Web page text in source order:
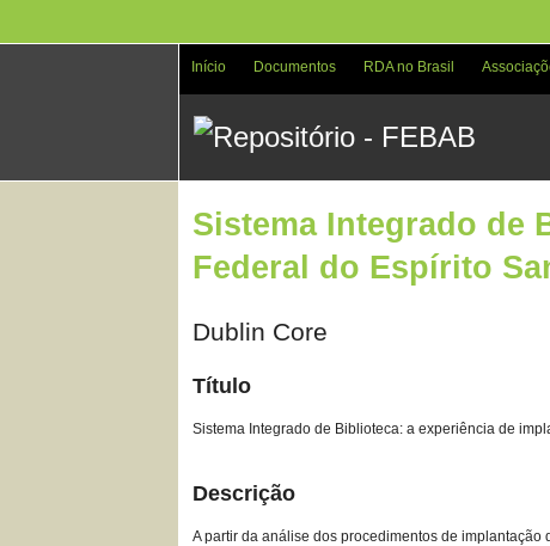
Início Documentos RDA no Brasil
Sistema Integrado de
Federal do Espírito
Dublin Core
Título
Sistema Integrado de Biblioteca: a experiência de
Descrição
A partir da análise dos procedimentos de